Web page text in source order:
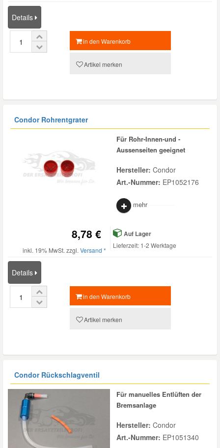
Details
in den Warenkorb
Artikel merken
Condor Rohrentgrater
Für Rohr-Innen-und -
Aussenseiten geeignet
Hersteller: Condor
Art.-Nummer: EP1052176
mehr
8,78 €
inkl. 19% MwSt. zzgl. Versand *
Auf Lager
Lieferzeit: 1-2 Werktage
Details
in den Warenkorb
Artikel merken
Condor Rückschlagventil
Für manuelles Entlüften der
Bremsanlage
Hersteller: Condor
Art.-Nummer: EP1051340